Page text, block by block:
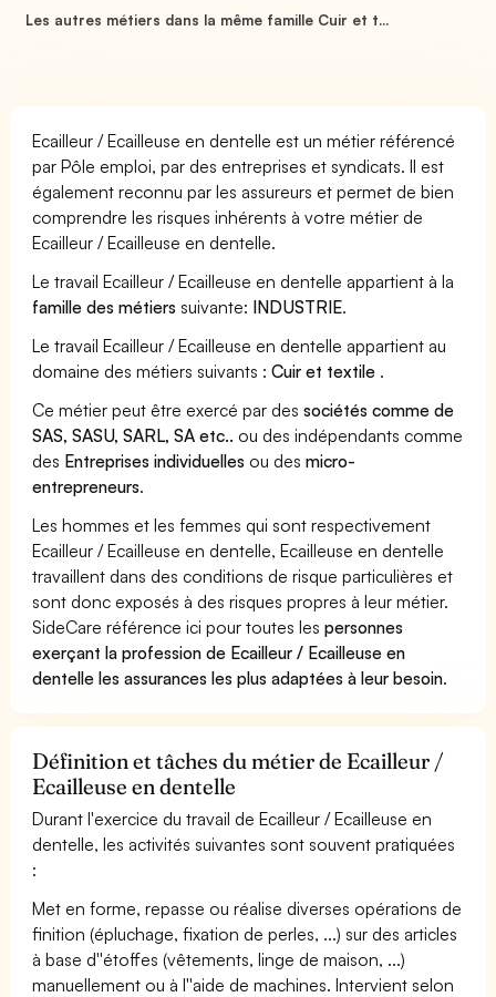
Les autres métiers dans la même famille Cuir et t...
Ecailleur / Ecailleuse en dentelle est un métier référencé
par Pôle emploi, par des entreprises et syndicats. Il est
également reconnu par les assureurs et permet de bien
comprendre les risques inhérents à votre métier de
Ecailleur / Ecailleuse en dentelle.
Le travail Ecailleur / Ecailleuse en dentelle appartient à la
famille des métiers suivante: INDUSTRIE.
Le travail Ecailleur / Ecailleuse en dentelle appartient au
domaine des métiers suivants :Cuir et textile .
Ce métier peut être exercé par dessociétés comme de
SAS, SASU, SARL, SA etc.. ou des indépendants comme
des Entreprises individuelles ou desmicro-
entrepreneurs.
Les hommes et les femmes qui sont respectivement
Ecailleur / Ecailleuse en dentelle, Ecailleuse en dentelle
travaillent dans des conditions de risque particulières et
sont donc exposés à des risques propres à leur métier.
SideCare référence ici pour toutes lespersonnes
exerçant la profession de Ecailleur / Ecailleuse en
dentelle les assurances les plus adaptées à leur besoin.
Définition et tâches du métier de Ecailleur /
Ecailleuse en dentelle
Durant l'exercice du travail de Ecailleur / Ecailleuse en
dentelle, les activités suivantes sont souvent pratiquées
:
Met en forme, repasse ou réalise diverses opérations de
finition (épluchage, fixation de perles, ...) sur des articles
à base d''étoffes (vêtements, linge de maison, ...)
manuellement ou à l''aide de machines. Intervient selon